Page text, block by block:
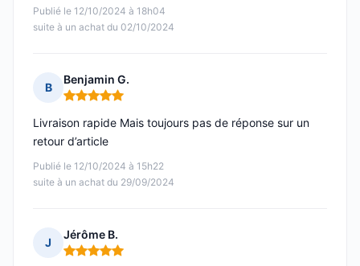
Publié le 12/10/2024 à 18h04
suite à un achat du 02/10/2024
B
Benjamin G.
Note : 5 sur 5
Publié le 12/10/2024 à 15h22
suite à un achat du 29/09/2024
Livraison rapide Mais toujours pas de réponse sur un
retour d’article
J
Jérôme B.
Note : 5 sur 5